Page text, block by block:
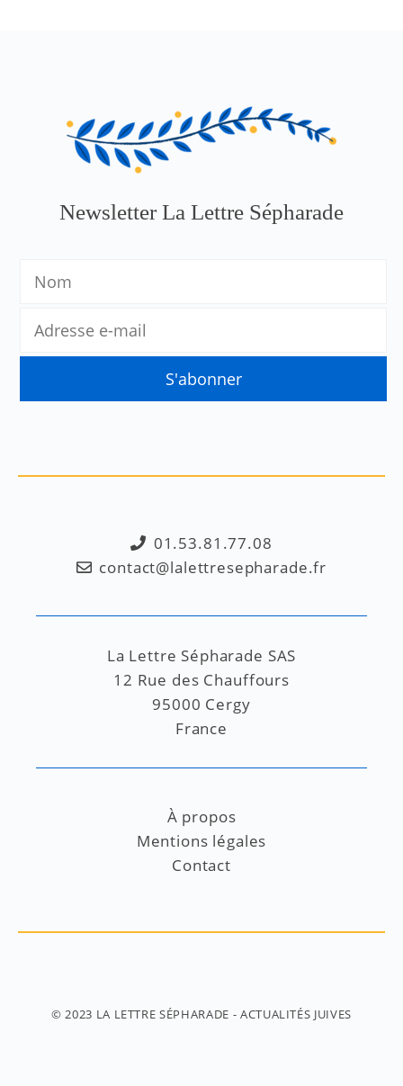
Newsletter La Lettre Sépharade
01.53.81.77.08
contact@lalettresepharade.fr
La Lettre Sépharade SAS
12 Rue des Chauffours
95000 Cergy
France
À propos
Mentions légales
Contact
© 2023 LA LETTRE SÉPHARADE - ACTUALITÉS JUIVES